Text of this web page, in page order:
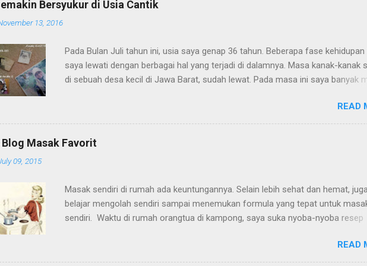
Bersyukur di Usia Cantik
13, 2016
Pada Bulan Juli tahun ini, usia saya genap 36 tahun. Beberapa fase kehidupan
saya lewati dengan berbagai hal yang terjadi di dalamnya. Masa kanak-kanak
di sebuah desa kecil di Jawa Barat, sudah lewat. Pada masa ini saya banyak
Namun walau banyak main prestasi akademik saya termasuk lumayan,
kelas kalau tidak pertama, ya kedua atau ketiga. Masa remaja saya yang
drama dan diisi dengan menulis berlembar-lembar diary, juga sudah lewat. Dan
yang jauh lebih pintar. Masa usia 20-an dimana puncak kesehatan dan
berada juga sudah lewat. Prestasi akademik saya tetap biasa saja. Yang tidak
berubah, saya tetap suka membaca dan ...
READ
Blog Masak Favorit
09, 2015
Masak sendiri di rumah ada keuntungannya. Selain lebih sehat dan hemat,
belajar mengolah sendiri sampai menemukan formula yang tepat untuk
sendiri. Waktu di rumah orangtua di kampong, saya suka nyoba-nyoba resep
Saya minta uang sama ibu buat beli bahan-bahan. Hasilnya? Gagal total hehe.
Pudingnya ngelumbruk aja gabisa berdiri, saya Cuma colek-colek aja, rasanya
READ